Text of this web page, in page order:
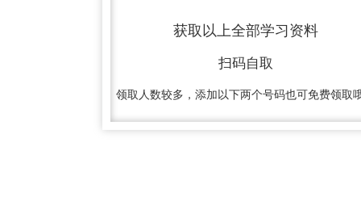
获取以上全部学习资料
扫码自取
领取人数较多，添加以下两个号码也可免费领取